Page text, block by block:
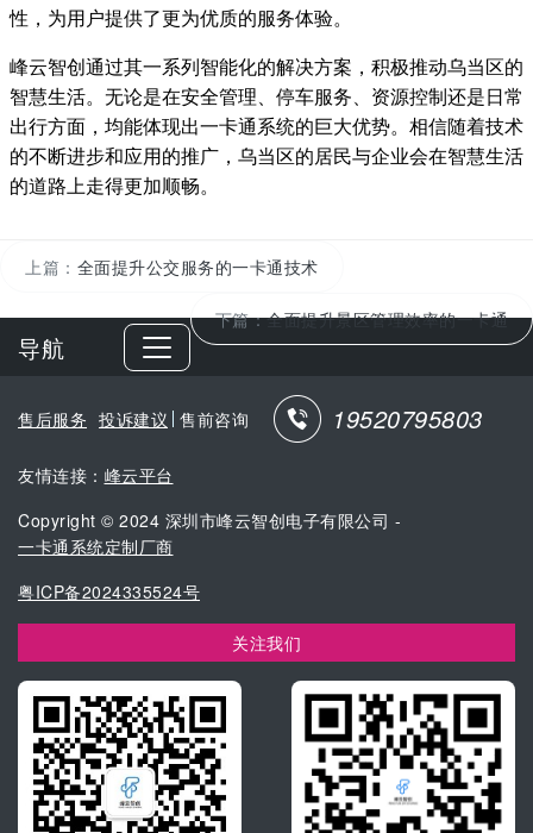
性，为用户提供了更为优质的服务体验。
峰云智创通过其一系列智能化的解决方案，积极推动乌当区的
智慧生活。无论是在安全管理、停车服务、资源控制还是日常
出行方面，均能体现出一卡通系统的巨大优势。相信随着技术
的不断进步和应用的推广，乌当区的居民与企业会在智慧生活
的道路上走得更加顺畅。
上篇： 全面提升公交服务的一卡通技术
下篇：全面提升景区管理效率的一卡通
导航
售后服务 投诉建议 售前咨询 19520795803
友情连接： 峰云平台
Copyright © 2024 深圳市峰云智创电子有限公司 -
一卡通系统定制厂商
粤ICP备2024335524号
关注我们